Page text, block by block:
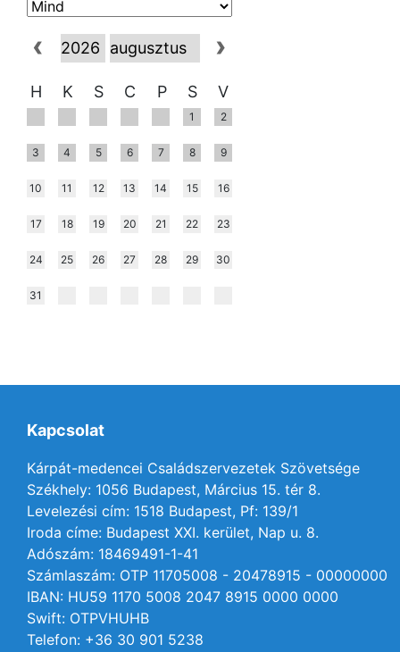
H K S C P S V
1 2
3 4 5 6 7 8 9
10 11 12 13 14 15 16
17 18 19 20 21 22 23
24 25 26 27 28 29 30
31
Kapcsolat
Kárpát-medencei Családszervezetek Szövetsége
Székhely: 1056 Budapest, Március 15. tér 8.
Levelezési cím: 1518 Budapest, Pf: 139/1
Iroda címe: Budapest XXI. kerület, Nap u. 8.
Adószám: 18469491-1-41
Számlaszám: OTP 11705008 - 20478915 - 00000000
IBAN: HU59 1170 5008 2047 8915 0000 0000
Swift: OTPVHUHB
Telefon: +36 30 901 5238